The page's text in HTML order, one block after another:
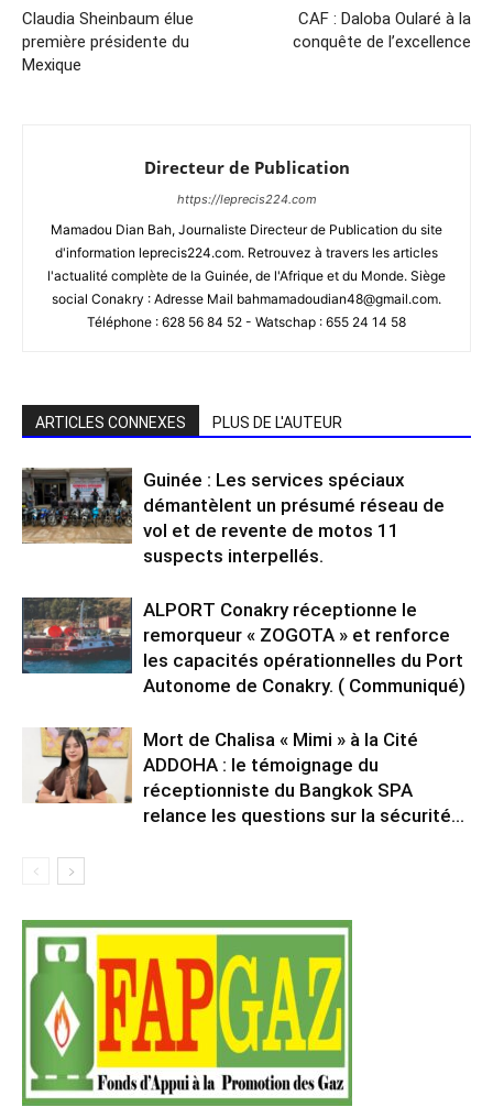
Claudia Sheinbaum élue
première présidente du
Mexique
CAF : Daloba Oularé à la
conquête de l’excellence
Directeur de Publication
https://leprecis224.com
Mamadou Dian Bah, Journaliste Directeur de Publication du site
d'information leprecis224.com. Retrouvez à travers les articles
l'actualité complète de la Guinée, de l'Afrique et du Monde. Siège
social Conakry : Adresse Mail bahmamadoudian48@gmail.com.
Téléphone : 628 56 84 52 - Watschap : 655 24 14 58
ARTICLES CONNEXES PLUS DE L'AUTEUR
Guinée : Les services spéciaux
démantèlent un présumé réseau de
vol et de revente de motos 11
suspects interpellés.
ALPORT Conakry réceptionne le
remorqueur « ZOGOTA » et renforce
les capacités opérationnelles du Port
Autonome de Conakry. ( Communiqué)
Mort de Chalisa « Mimi » à la Cité
ADDOHA : le témoignage du
réceptionniste du Bangkok SPA
relance les questions sur la sécurité...